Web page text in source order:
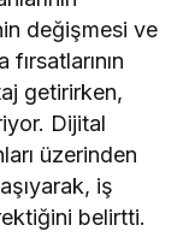
değişmesi ve
getirirken,
Dijital
üzerinden
iş
belirtti.